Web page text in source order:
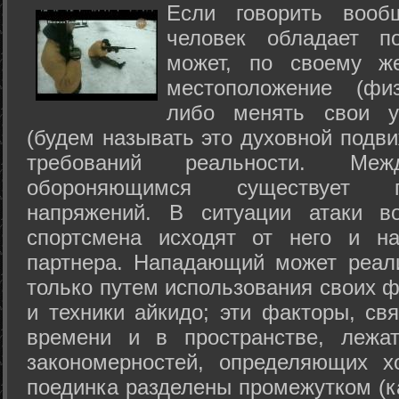
Если говорить
человек обладает
может, по своему
местоположение
либо менять свои
(будем называть это духовной
требований реальности.
обороняющимся существует
напряжений. В ситуации атаки
спортсмена исходят от него и
партнера. Нападающий может
только путем использования своих
и техники айкидо; эти факторы,
времени и в пространстве,
закономерностей, определяющих
поединка разделены промежутком